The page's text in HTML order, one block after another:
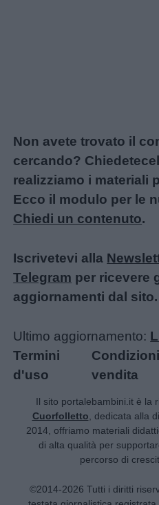
Non avete trovato il
cercando?
realizziamo i materiali
Ecco il modulo per le
Chiedi un contenuto.
Iscrivetevi alla
Telegram per ricevere
aggiornamenti dal sito.
Ultimo aggiornamento:
Termini
d'uso
vendita
Il sito portalebambini.it è la
Cuorfolletto , dedicata alla
2014, offriamo materiali
di alta qualità per
percorso di
©2014-2026 Tutti i diritti